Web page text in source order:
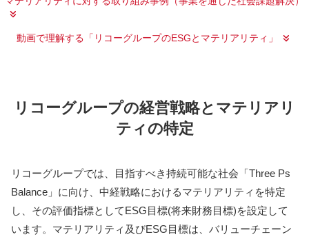
動画で理解する「リコーグループのESGとマテリアリティ」
リコーグループの経営戦略とマテリアリ
ティの特定
リコーグループでは、目指すべき持続可能な社会「Three Ps
Balance」に向け、中経戦略におけるマテリアリティを特定
し、その評価指標としてESG目標(将来財務目標)を設定して
います。マテリアリティ及びESG目標は、バリューチェーン